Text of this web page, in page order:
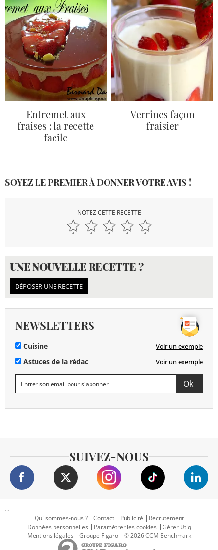
Entremet aux
fraises : la recette
facile
Verrines façon
fraisier
SOYEZ LE PREMIER À DONNER VOTRE AVIS !
NOTEZ CETTE RECETTE
UNE NOUVELLE RECETTE ?
DÉPOSER UNE RECETTE
NEWSLETTERS
Cuisine Voir un exemple
Astuces de la rédac Voir un exemple
SUIVEZ-NOUS
...
Qui sommes-nous ?
Contact Publicité
Recrutement
Données personnelles
Paramétrer les cookies
Gérer Utiq
Mentions légales
Groupe Figaro © 2026 CCM Benchmark